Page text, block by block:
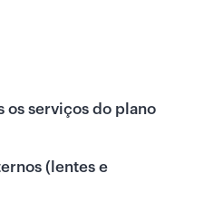
os serviços do plano
(lentes e